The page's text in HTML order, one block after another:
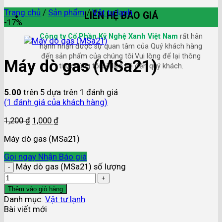
LIÊN HỆ BÁO GIÁ
Công ty Cổ Phần Kỹ Nghệ Xanh Việt Nam rất hân
hạnh nhận được sự quan tâm của Quý khách hàng
đến sản phẩm của chúng tôi.Vui lòng để lại thông
tin, chúng tôi sẽ liên hệ đến quý khách.
Trang chủ / Sản phẩm / Vật tư lạnh
-17%
Máy dò gas (MSa21)
5.00 trên 5 dựa trên 1 đánh giá
(1 đánh giá của khách hàng)
1,200₫ 1,000 ₫
Máy dò gas (MSa21)
Gọi ngay Nhận Báo giá
Máy dò gas (MSa21) số lượng
Thêm vào giỏ hàng
Danh mục: Vật tư lạnh
Bài viết mới